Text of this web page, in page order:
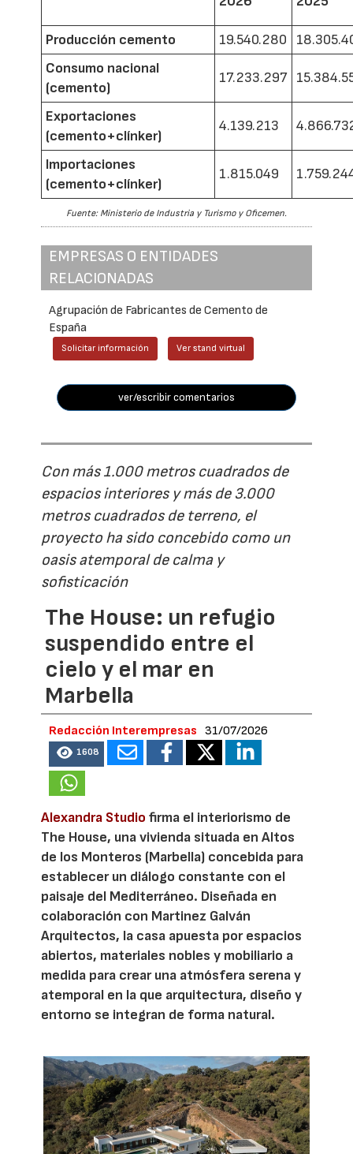
Producción cemento 19.540.280
Consumo nacional
(cemento)
17.233.297
Exportaciones
(cemento+clínker)
4.139.213
Importaciones
(cemento+clínker)
1.815.049
Fuente: Ministerio de Industria y Turismo y Oficemen.
EMPRESAS O ENTIDADES
RELACIONADAS
Agrupación de Fabricantes de Cemento de
España
Solicitar información Ver stand virtual
ver/escribir comentarios
Con más 1.000 metros cuadrados de
espacios interiores y más de 3.000
metros cuadrados de terreno, el
proyecto ha sido concebido como un
oasis atemporal de calma y
sofisticación
The House: un refugio
suspendido entre el
cielo y el mar en
Marbella
Redacción Interempresas 31/07/2026
1608
Alexandra Studio firma el interiorismo de
The House, una vivienda situada en Altos
de los Monteros (Marbella) concebida para
establecer un diálogo constante con el
paisaje del Mediterráneo. Diseñada en
colaboración con Martinez Galván
Arquitectos, la casa apuesta por espacios
abiertos, materiales nobles y mobiliario a
medida para crear una atmósfera serena y
atemporal en la que arquitectura, diseño y
entorno se integran de forma natural.